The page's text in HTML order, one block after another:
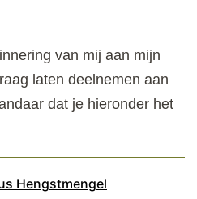
van mij aan mijn
laten deelnemen aan
dat je hieronder het
Hengstmengel